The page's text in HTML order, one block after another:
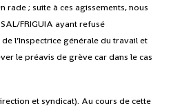
rade ; suite à ces agissements, nous
FRIGUIA ayant refusé
l’Inspectrice générale du travail et
le préavis de grève car dans le cas
et syndicat). Au cours de cette